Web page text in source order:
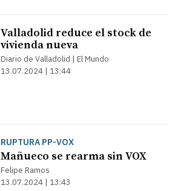
Valladolid reduce el stock de
vivienda nueva
Diario de Valladolid | El Mundo
13.07.2024 | 13:44
RUPTURA PP-VOX
Mañueco se rearma sin VOX
Felipe Ramos
13.07.2024 | 13:43